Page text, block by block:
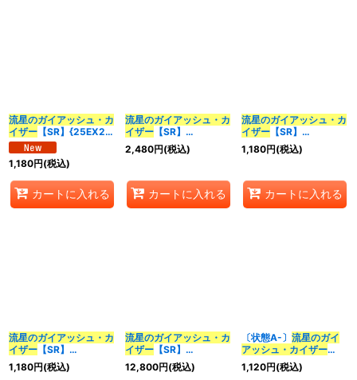
特集
絞り込む
流星のガイアッシュ・カ
イザー 【SR】{25EX2超
13/超50}《多》
1,180円(税込)
カートに入れる
流星のガイアッシュ・カ
イザー【SR】
{24EX1PR4/PR5}
《多》
2,480円(税込)
カートに入れる
流星のガイアッシュ・カ
イザー【SR】
{23BD1SE3/SE10}
《多》
1,180円(税込)
カートに入れる
流星のガイアッシュ・カ
イザー 【SR】
{25RP1TR8/TR9}
《多》
1,180円(税込)
流星のガイアッシュ・カ
イザー【SR】
{ART054/5}《多》
12,800円(税込)
〔状態A-〕 流星のガイ
アッシュ・カイザー
【SR】{25EX2超13/超
50}《多》
1,120円(税込)